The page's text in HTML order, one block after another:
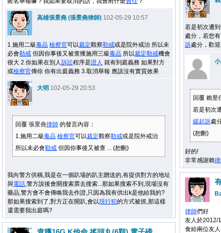
若是初次遭
處分，若您
訴處分，歡
回覆 賴昱
若是初次
緩起訴處
(恕刪)
好的!
非常感謝賴
高雄張景堯 (張景堯律師) 102-05-29 10:57
1.施用二級毒品 檢察官可以裁定觀察勒戒或是院外戒治 所以未
必會勒戒 但因你事後又被查獲施用三級毒品 所以裁定勒戒機會
很大 2.你如果在別人訴訟程序是證人 就有到庭義務 如果對方
或檢察官傳你 你有出庭義務 3.取消舉報 應該沒有實質效果
大明 102-05-29 20:53
回覆 張景堯律師 的發言內容：
1.施用二級毒品 檢察官可以裁定觀察勒戒或是院外戒治
所以未必會勒戒 但因你事後又被查 ... (恕刪)
我向警方供稱,我是在一個趴場的趴主贈送的,有提供對方的地址
與電話,警方說後會開搜索票去搜索...那如果搜索不到,現場沒有
藥品,警方會不會傳喚我去作證,只因為我有供出k是他給我的?
那如果搜索到了,對方正在開趴,會以現行犯的方式被抓,那這樣
還需要我出庭嗎?
律師們好
友人於2012/
食給兩位友